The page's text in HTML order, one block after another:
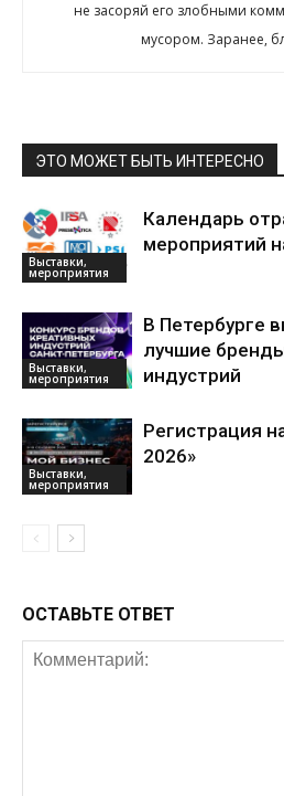
не засоряй его злобными
мусором. Заранее,
ЭТО МОЖЕТ БЫТЬ ИНТЕРЕСНО
Выставки,
мероприятия
Календарь
мероприятий
Выставки,
мероприятия
В Петербурге
лучшие
индустрий
Выставки,
мероприятия
Регистрация
2026»
ОСТАВЬТЕ ОТВЕТ